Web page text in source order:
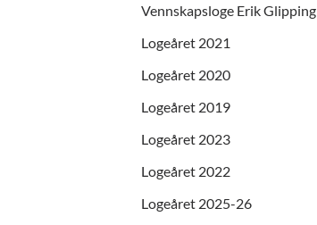
Vennskapsloge Erik Glipping
Logeåret 2021
Logeåret 2020
Logeåret 2019
Logeåret 2023
Logeåret 2022
Logeåret 2025-26